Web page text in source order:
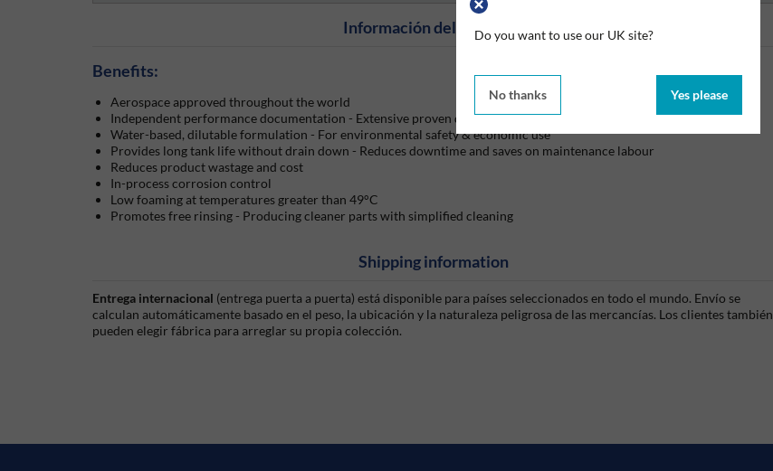
Do you want to use our UK site?
No thanks Yes please
Información del producto
Benefits:
Aerospace approved throughout the world
Independent performance documentation - Extensive proven quality results
Water-based, dilutable formulation - For environmental safety & economic use
Provides long tank life without drain down - Reduces downtime and saves on maintenance labour
Reduces product wastage and cost
In-process corrosion control
Low foaming at temperatures greater than 49°C
Promotes free rinsing - Producing cleaner parts with simplified cleaning
Shipping information
Entrega internacional (entrega puerta a puerta) está disponible para países seleccionados en todo el mundo. Envío se
calculan automáticamente basado en el peso, la ubicación y la naturaleza peligrosa de las mercancías. Los clientes también
pueden elegir fábrica para arreglar su propia colección.